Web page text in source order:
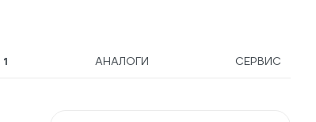
1 АНАЛОГИ СЕРВИС